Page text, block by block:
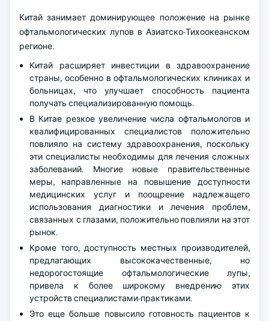
Китай занимает доминирующее положение на рынке
офтальмологических лупов в Азиатско-Тихоокеанском
регионе.
Китай расширяет инвестиции в здравоохранение
страны, особенно в офтальмологических клиниках и
больницах, что улучшает способность пациента
получать специализированную помощь.
В Китае резкое увеличение числа офтальмологов и
квалифицированных специалистов положительно
повлияло на систему здравоохранения, поскольку
эти специалисты необходимы для лечения сложных
заболеваний. Многие новые правительственные
меры, направленные на повышение доступности
медицинских услуг и поощрение надлежащего
использования диагностики и лечения проблем,
связанных с глазами, положительно повлияли на этот
рынок.
Кроме того, доступность местных производителей,
предлагающих высококачественные, но
недорогостоящие офтальмологические лупы,
привела к более широкому внедрению этих
устройств специалистами-практиками.
Это еще больше повысило готовность пациентов к